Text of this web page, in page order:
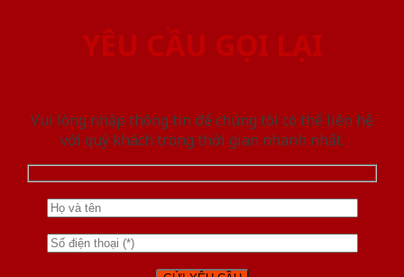
YÊU CẦU GỌI LẠI
Vui lòng nhập thông tin để chúng tôi có thể liên hệ
với quý khách trong thời gian nhanh nhất.